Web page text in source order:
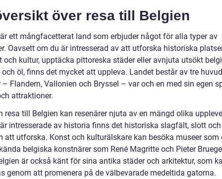
över resa till Belgien
ett mångfacetterat land som erbjuder något för alla typer av
Oavsett om du är intresserad av att utforska historiska
och kultur, upptäcka pittoreska städer eller avnjuta utsökt
öl, finns det mycket att uppleva. Landet består av tre
– Flandern, Vallonien och Bryssel – var och en med sin egen
attraktioner.
resa till Belgien kan resenärer njuta av en mängd olika
intresserade av historia finns det historiska slagfält, slott och
att utforska. Konst och kulturälskare kan besöka museer som
belgiska konstnärer som René Magritte och Pieter
är också känt för sina antika städer och arkitektur, som
genom att promenera på de välbevarade medeltida gatorna.